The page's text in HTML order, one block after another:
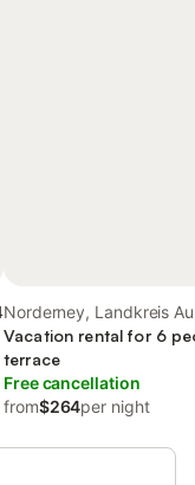
Norderney, Landkreis
Vacation rental for 6
terrace
Free cancellation
from$264per night